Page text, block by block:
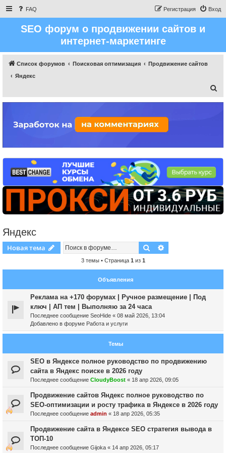
FAQ Вход
Регистрация
SEO форум о продвижении сайтов и
интернет-маркетинге
Список форумов Поисковая оптимизация
Продвижение сайтов
Яндекс
Яндекс
Новая тема Поиск
3 темы • Страница 1 из 1
Объявления
Реклама на +170 форумах | Ручное размещение | Под
ключ | АП тем | Выполняю за 24 часа
Последнее сообщение SeoHide « 08 май 2026, 13:04
Добавлено в форуме Работа и услуги
Темы
SEO в Яндексе полное руководство по продвижению
сайта в Яндекс поиске в 2026 году
Последнее сообщение CloudyBoost « 18 апр 2026, 09:05
Продвижение сайтов Яндекс полное руководство по
SEO-оптимизации и росту трафика в Яндексе в 2026 году
Последнее сообщение admin « 18 апр 2026, 05:35
Продвижение сайта в Яндексе SEO стратегия вывода в
ТОП-10
Последнее сообщение Gijoka « 14 апр 2026, 05:17